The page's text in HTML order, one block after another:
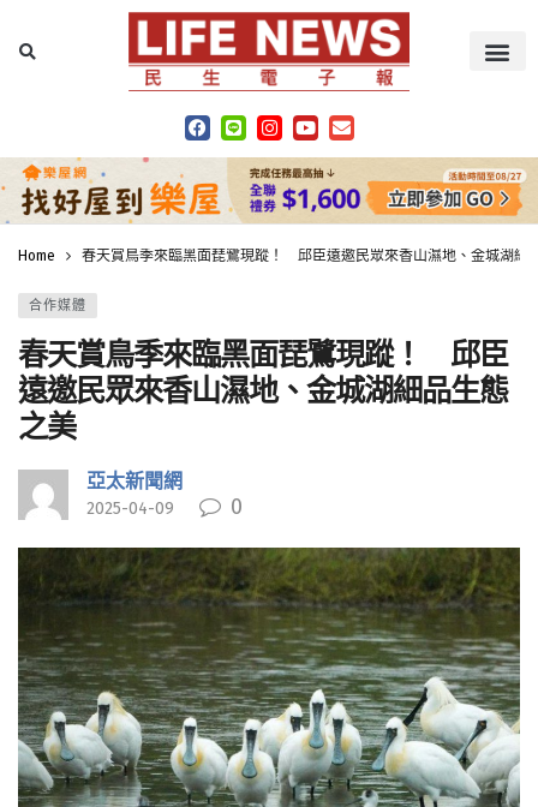
Home 春天賞鳥季來臨黑面琵鷺現蹤！ 邱臣遠邀民眾來香山濕地、金城湖細
合作媒體
春天賞鳥季來臨黑面琵鷺現蹤！ 邱臣
遠邀民眾來香山濕地、金城湖細品生態
之美
亞太新聞網
2025-04-09 0